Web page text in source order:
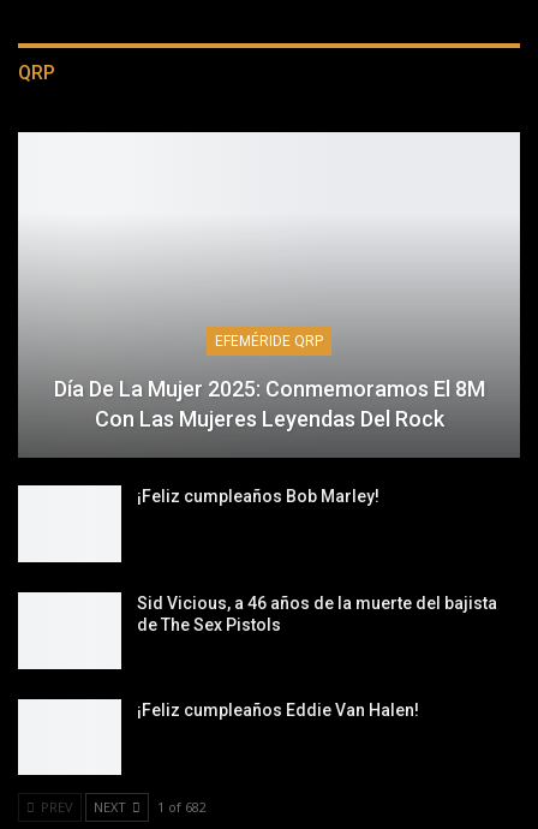
QRP
EFEMÉRIDE QRP
Día De La Mujer 2025: Conmemoramos El 8M
Con Las Mujeres Leyendas Del Rock
¡Feliz cumpleaños Bob Marley!
Sid Vicious, a 46 años de la muerte del bajista
de The Sex Pistols
¡Feliz cumpleaños Eddie Van Halen!
PREV NEXT 1 of 682